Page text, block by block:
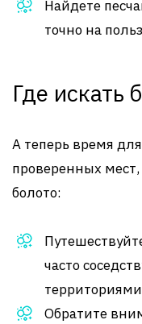
Найдете
точно на
Где искать
А теперь время
проверенных
болото:
часто
Обратите